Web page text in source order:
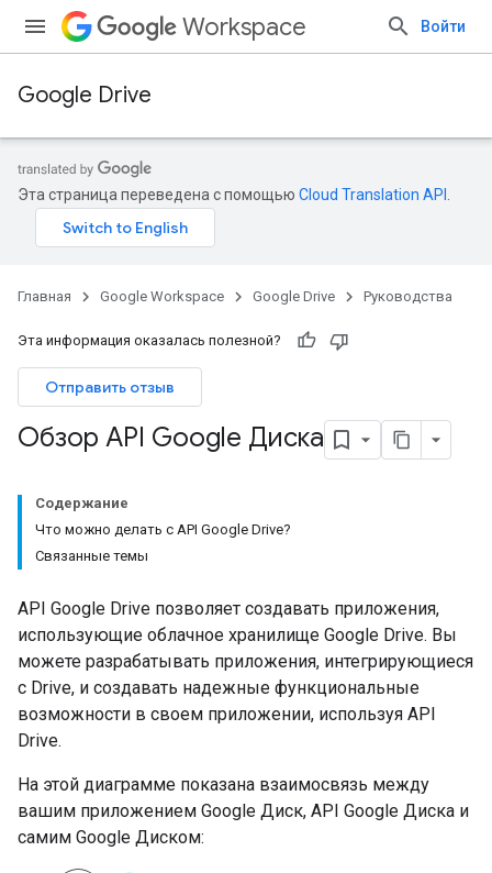
Workspace Войти
Google Drive
Эта страница переведена с помощью Cloud Translation API
Главная Google Workspace Google Drive Руководства
Эта информация оказалась полезной?
Отправить отзыв
Обзор API Google Диска
Содержание
Что можно делать с API Google Drive?
Связанные темы
API Google Drive позволяет создавать приложения,
использующие облачное хранилище Google Drive. Вы
можете разрабатывать приложения, интегрирующиеся
с Drive, и создавать надежные функциональные
возможности в своем приложении, используя API
Drive.
На этой диаграмме показана взаимосвязь между
вашим приложением Google Диск, API Google Диска и
самим Google Диском: